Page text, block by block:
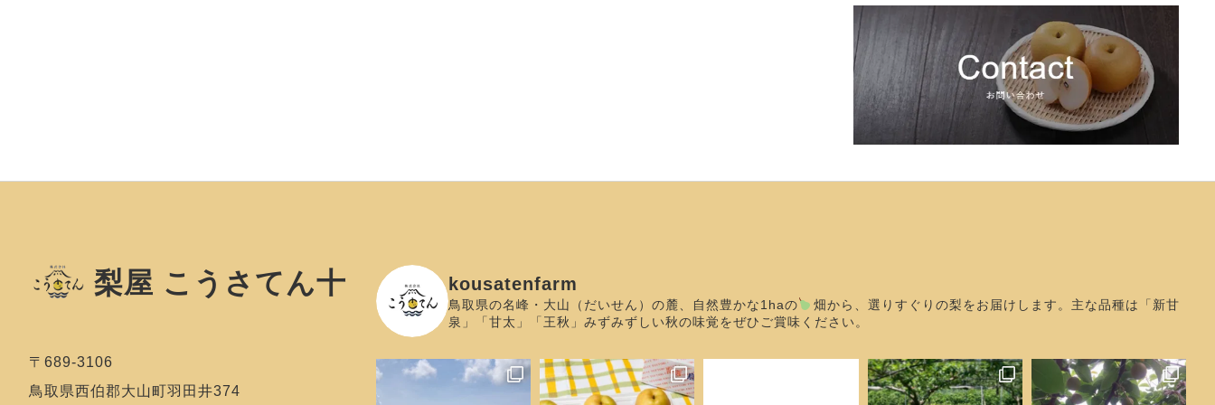
梨屋 こうさてん十
〒689-3106
鳥取県西伯郡大山町羽田井374
kousatenfarm
鳥取県の名峰・大山（だいせん）の麓、自然豊かな1haの
畑から、選りすぐりの梨をお届けします。主な品種は「新甘
泉」「甘太」「王秋」みずみずしい秋の味覚をぜひご賞味ください。